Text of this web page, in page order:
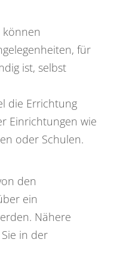
für
ist, selbst
die Errichtung
Einrichtungen wie
oder Schulen.
den
ein
Nähere
in der